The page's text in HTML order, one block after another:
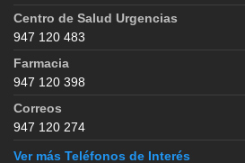
Centro de Salud Urgencias
947 120 483
Farmacia
947 120 398
Correos
947 120 274
Ver más Teléfonos de Interés